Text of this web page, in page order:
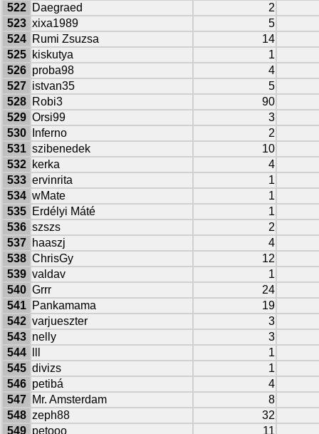
522
Daegraed
2
523 xixa1989
5
524
Rumi Zsuzsa
14
525
kiskutya
1
526 proba98
4
527 istvan35
5
528
Robi3
90
529 Orsi99
3
530
Inferno
2
531 szibenedek
10
532
kerka
4
533 ervinrita
1
534 wMate
1
535
Erdélyi Máté
1
536 szszs
2
537
haaszj
4
538 ChrisGy
12
539 valdav
1
540 Grrr
24
541
Pankamama
19
542 varjueszter
3
543 nelly
3
544
1
545 divizs
1
546 petibá
4
547
Mr. Amsterdam
8
548 zeph88
32
549 petooo 11